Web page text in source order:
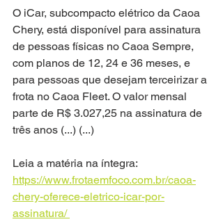
O iCar, subcompacto elétrico da Caoa
Chery, está disponível para assinatura
de pessoas físicas no Caoa Sempre,
com planos de 12, 24 e 36 meses, e
para pessoas que desejam terceirizar a
frota no Caoa Fleet. O valor mensal
parte de R$ 3.027,25 na assinatura de
três anos (...) (...)
Leia a matéria na íntegra:
https://www.frotaemfoco.com.br/caoa-
chery-oferece-eletrico-icar-por-
assinatura/